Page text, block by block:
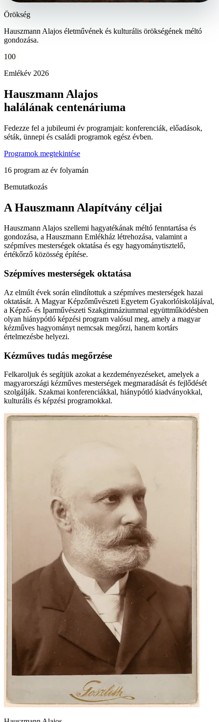
Tudásközpont
A történelmi belső terek megalkotásához szükséges tudás átadása.
halálának centenáriuma
séták, ünnepi és családi programok egész évben.
gondozása, a Hauszmann Emlékház létrehozása, valamint a
szépmíves mesterségek oktatása és egy hagyománytisztelő,
értékőrző közösség építése.
oktatását. A Magyar Képzőművészeti Egyetem Gyakorlóiskolájával,
a Képző- és Iparművészeti Szakgimnáziummal együttműködésben
olyan hiánypótló képzési program valósul meg, amely a magyar
kézműves hagyományt nemcsak megőrzi, hanem kortárs
értelmezésbe helyezi.
magyarországi kézműves mesterségek megmaradását és fejlődését
szolgálják. Szakmai konferenciákkal, hiánypótló kiadványokkal,
kulturális és képzési programokkal.